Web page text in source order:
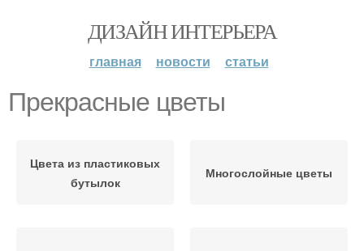
ДИЗАЙН ИНТЕРЬЕРА
главная новости статьи
Прекрасные цветы
Цвета из пластиковых
бутылок
Многослойные цветы